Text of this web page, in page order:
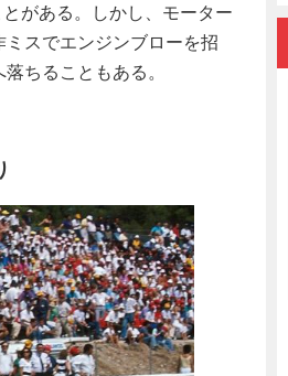
がある。しかし、モーター
スでエンジンブローを招
ちることもある。